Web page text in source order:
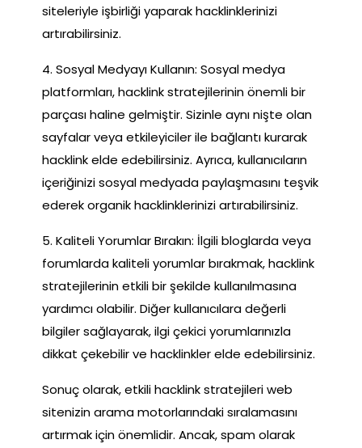
siteleriyle işbirliği yaparak hacklinklerinizi
artırabilirsiniz.
4. Sosyal Medyayı Kullanın: Sosyal medya
platformları, hacklink stratejilerinin önemli bir
parçası haline gelmiştir. Sizinle aynı nişte olan
sayfalar veya etkileyiciler ile bağlantı kurarak
hacklink elde edebilirsiniz. Ayrıca, kullanıcıların
içeriğinizi sosyal medyada paylaşmasını teşvik
ederek organik hacklinklerinizi artırabilirsiniz.
5. Kaliteli Yorumlar Bırakın: İlgili bloglarda veya
forumlarda kaliteli yorumlar bırakmak, hacklink
stratejilerinin etkili bir şekilde kullanılmasına
yardımcı olabilir. Diğer kullanıcılara değerli
bilgiler sağlayarak, ilgi çekici yorumlarınızla
dikkat çekebilir ve hacklinkler elde edebilirsiniz.
Sonuç olarak, etkili hacklink stratejileri web
sitenizin arama motorlarındaki sıralamasını
artırmak için önemlidir. Ancak, spam olarak